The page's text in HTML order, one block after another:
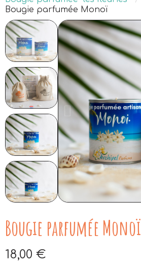
Bougie parfumée Monoï
Bougie parfumée Monoï
18,00 €